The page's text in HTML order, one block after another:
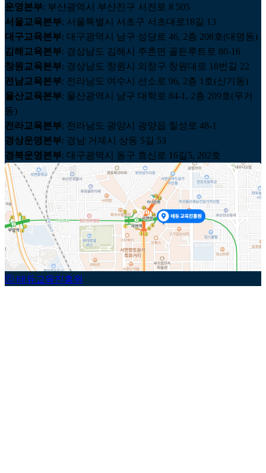
운영본부: 부산광역시 부산진구 서전로 8 505
서울교육본부: 서울특별시 서초구 서초대로18길 13
대구교육본부: 대구광역시 남구 성당로 46, 2층 208호(대명동)
김해교육본부: 경상남도 김해시 주촌면 골든루트로 80-16
창원교육본부: 경상남도 창원시 의창구 창원대로 18번길 22
전남교육본부: 전라남도 여수시 선소로 96, 2층 1호(신기동)
울산교육본부: 울산광역시 남구 대학로 84-1, 2층 209호(무거
동)
전라교육본부: 전라남도 광양시 광양읍 칠성로 48-1
경상운영본부: 경남 거제시 상동 5길 53
경북운영본부: 대구광역시 동구 효신로 16길5, 202호
ⓒ 테듀교육진흥원